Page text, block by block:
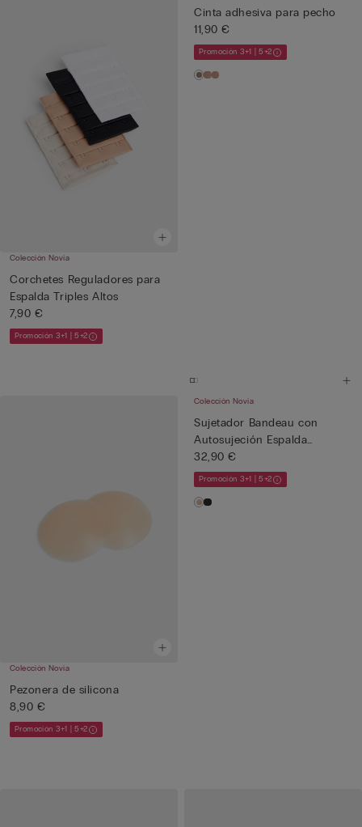
Colección Novia
Corchetes Reguladores para
Espalda Triples Altos
7,90 €
Promoción 3+1 | 5+2
Cinta adhesiva para pecho
11,90 €
Promoción 3+1 | 5+2
Colección Novia
Pezonera de silicona
8,90 €
Promoción 3+1 | 5+2
Colección Novia
Sujetador Bandeau con
Autosujeción Espalda
Transpa...
32,90 €
Promoción 3+1 | 5+2